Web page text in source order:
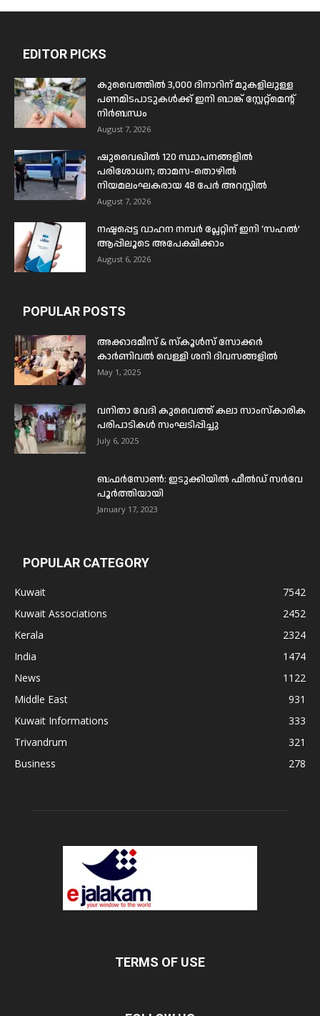
EDITOR PICKS
കുവൈത്തിൽ 3,000 ദിനാറിന് മുകളിലുള്ള
പണമിടപാടുകൾക്ക് ഇനി ബാങ്ക് സ്റ്റേറ്റ്മെന്റ്
നിർബന്ധം
August 7, 2026
ഷുവൈഖിൽ 120 സ്ഥാപനങ്ങളിൽ
പരിശോധന; താമസ-തൊഴിൽ
നിയമലംഘകരായ 48 പേർ അറസ്റ്റിൽ
August 7, 2026
നഷ്ടപ്പെട്ട വാഹന നമ്പർ പ്ലേറ്റിന് ഇനി ‘സഹൽ’
ആപ്പിലൂടെ അപേക്ഷിക്കാം
August 6, 2026
POPULAR POSTS
അക്കാദമീസ് & സ്കൂൾസ് സോക്കർ
കാർണിവൽ വെള്ളി ശനി ദിവസങ്ങളിൽ
May 1, 2025
വനിതാ വേദി കുവൈത്ത് കലാ സാംസ്കാരിക
പരിപാടികൾ സംഘടിപ്പിച്ചു
July 6, 2025
ബഫര്‍സോണ്‍: ഇടുക്കിയില്‍ ഫീല്‍ഡ് സര്‍വേ
പൂര്‍ത്തിയായി
January 17, 2023
POPULAR CATEGORY
Kuwait
7542
Kuwait Associations
2452
Kerala
2324
India
1474
News
1122
Middle East
931
Kuwait Informations
333
Trivandrum
321
Business
278
TERMS OF USE